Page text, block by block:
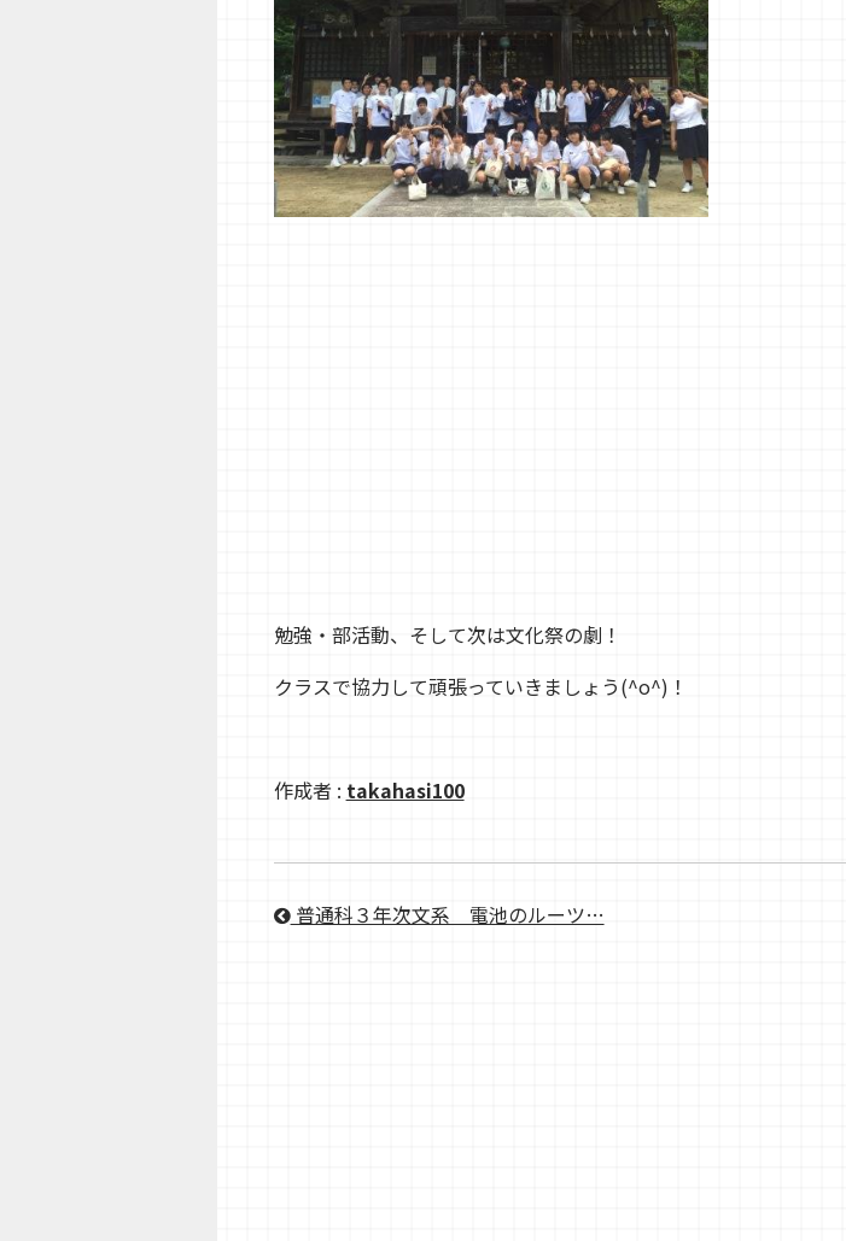
勉強・部活動、そして次は文化祭の劇！
クラスで協力して頑張っていきましょう(^o^)！
作成者 : takahasi100
普通科３年次文系＿電池のルーツ…